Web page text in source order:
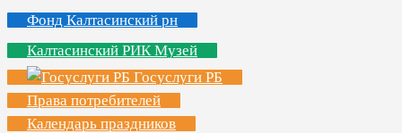
Фонд Калтасинский рн
Калтасинский РИК Музей
Госуслуги РБ
Права потребителей
Календарь праздников